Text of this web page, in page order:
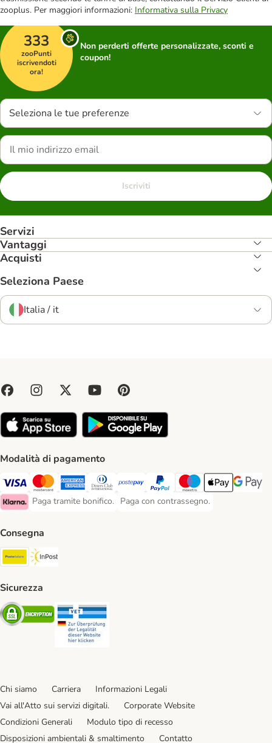
zooplus. Per maggiori informazioni: Informativa sulla Privacy
333
zooPunti
iscrivendoti
ora!
Non perderti offerte personalizzate, sconti e
coupon!
Seleziona le tue preferenze
Iscriviti
Servizi
Vantaggi
Acquisti
Seleziona Paese
Italia / it
Modalità di pagamento
Paga con Visa. Payment Method
Paga con Mastercard. Payment Method
Paga con American Express. Payment Method
Paga con Diners Club. Payment Method
Paga con Postepay. Payment Method
Paga con PayPal. Payment
Paga con Maestro.
Apple PayGoogle
Klarna Payment Method
Paga tramite bonifico.
Paga tramite bonifico. Payment Method
Paga con contrassegno.
Paga con contrassegno. Payment
Consegna
Poste Italiane. Shipping Method
Sicurezza
Security
Chi siamo Carriera
Informazioni Legali
Vai all'Atto sui servizi digitali.
Corporate Website
Condizioni Generali
Modulo tipo di recesso
Disposizioni ambientali & smaltimento
Contatto